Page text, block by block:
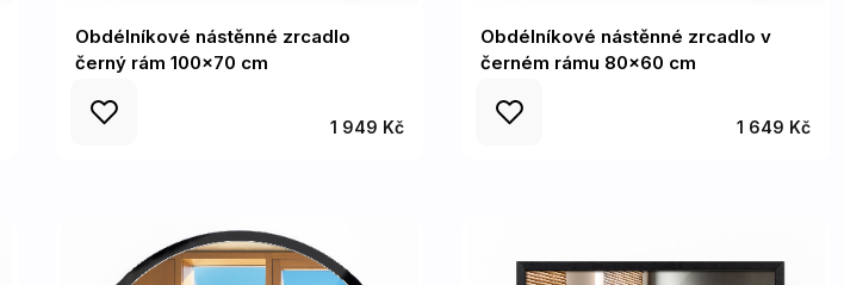
Obdélníkové nástěnné zrcadlo
černý rám 100x70 cm
1 949 Kč
Obdélníkové nástěnné zrcadlo v
černém rámu 80x60 cm
1 649 Kč